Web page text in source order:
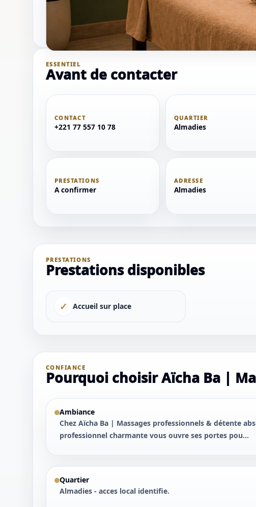
ESSENTIEL
Avant de contacter
CONTACT
+221 77 557 10 78
QUARTIER
Almadies
PRESTATIONS
A confirmer
ADRESSE
Almadies
PRESTATIONS
Prestations disponibles
✓ Accueil sur place
CONFIANCE
Pourquoi choisir Aïcha Ba |
Ambiance
Chez Aïcha Ba | Massages professionnels & détente
professionnel charmante vous ouvre ses portes pou...
Quartier
Almadies - acces local identifie.